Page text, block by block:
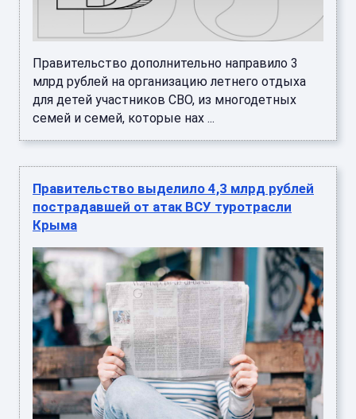
Правительство дополнительно направило 3
млрд рублей на организацию летнего отдыха
для детей участников СВО, из многодетных
семей и семей, которые нах ...
Правительство выделило 4,3 млрд рублей
пострадавшей от атак ВСУ туротрасли
Крыма